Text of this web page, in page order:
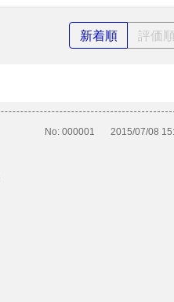
新着順 評価
No: 000001 2015/07/08